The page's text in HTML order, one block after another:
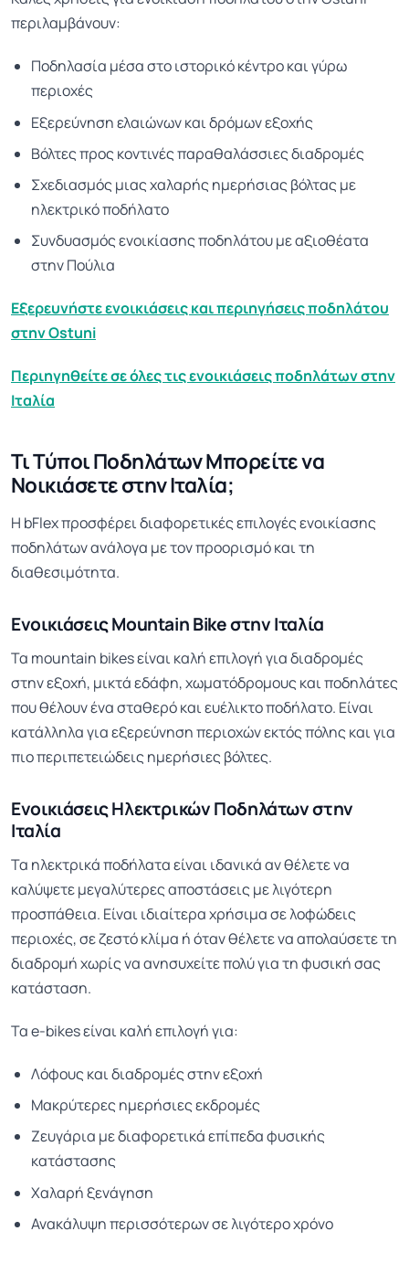
περιλαμβάνουν:
Ποδηλασία μέσα στο ιστορικό κέντρο και γύρω
περιοχές
Εξερεύνηση ελαιώνων και δρόμων εξοχής
Βόλτες προς κοντινές παραθαλάσσιες διαδρομές
Σχεδιασμός μιας χαλαρής ημερήσιας βόλτας με
ηλεκτρικό ποδήλατο
Συνδυασμός ενοικίασης ποδηλάτου με αξιοθέατα
στην Πούλια
Εξερευνήστε ενοικιάσεις και περιηγήσεις ποδηλάτου
στην Ostuni
Περιηγηθείτε σε όλες τις ενοικιάσεις ποδηλάτων στην
Ιταλία
Τι Τύποι Ποδηλάτων Μπορείτε να
Νοικιάσετε στην Ιταλία;
Η bFlex προσφέρει διαφορετικές επιλογές ενοικίασης
ποδηλάτων ανάλογα με τον προορισμό και τη
διαθεσιμότητα.
Ενοικιάσεις Mountain Bike στην Ιταλία
Τα mountain bikes είναι καλή επιλογή για διαδρομές
στην εξοχή, μικτά εδάφη, χωματόδρομους και ποδηλάτες
που θέλουν ένα σταθερό και ευέλικτο ποδήλατο. Είναι
κατάλληλα για εξερεύνηση περιοχών εκτός πόλης και για
πιο περιπετειώδεις ημερήσιες βόλτες.
Ενοικιάσεις Ηλεκτρικών Ποδηλάτων στην
Ιταλία
Τα ηλεκτρικά ποδήλατα είναι ιδανικά αν θέλετε να
καλύψετε μεγαλύτερες αποστάσεις με λιγότερη
προσπάθεια. Είναι ιδιαίτερα χρήσιμα σε λοφώδεις
περιοχές, σε ζεστό κλίμα ή όταν θέλετε να απολαύσετε τη
διαδρομή χωρίς να ανησυχείτε πολύ για τη φυσική σας
κατάσταση.
Τα e-bikes είναι καλή επιλογή για:
Λόφους και διαδρομές στην εξοχή
Μακρύτερες ημερήσιες εκδρομές
Ζευγάρια με διαφορετικά επίπεδα φυσικής
κατάστασης
Χαλαρή ξενάγηση
Ανακάλυψη περισσότερων σε λιγότερο χρόνο